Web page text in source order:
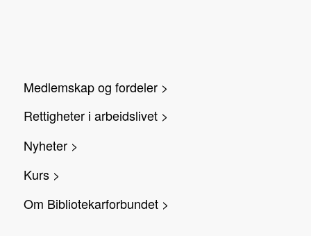
Medlemskap og fordeler >
Rettigheter i arbeidslivet >
Nyheter >
Kurs >
Om Bibliotekarforbundet >